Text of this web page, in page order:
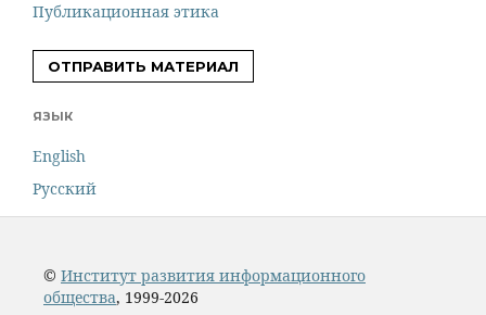
Публикационная этика
ОТПРАВИТЬ МАТЕРИАЛ
ЯЗЫК
English
Русский
© Институт развития информационного
общества, 1999-2026